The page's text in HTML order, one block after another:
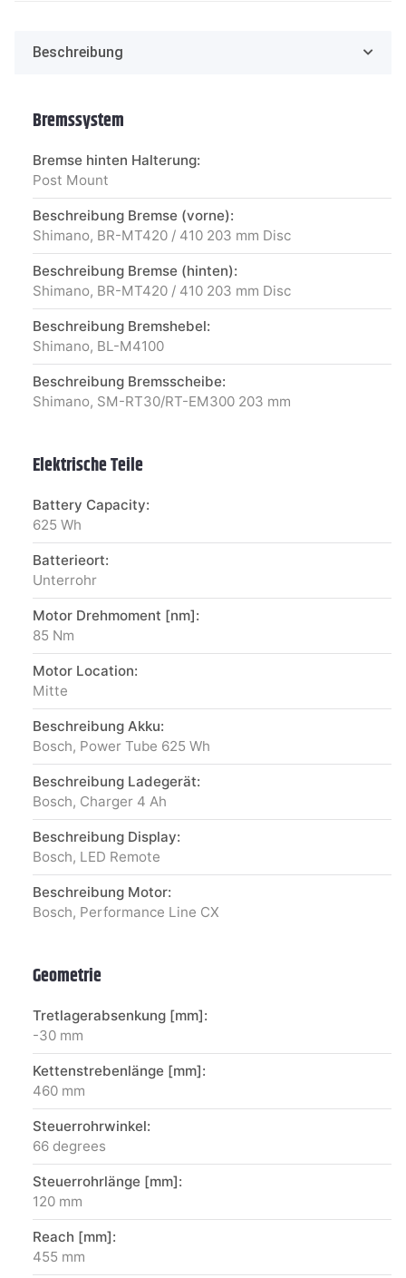
Beschreibung
Bremssystem
Bremse hinten Halterung:
Post Mount
Beschreibung Bremse (vorne):
Shimano, BR-MT420 / 410 203 mm Disc
Beschreibung Bremse (hinten):
Shimano, BR-MT420 / 410 203 mm Disc
Beschreibung Bremshebel:
Shimano, BL-M4100
Beschreibung Bremsscheibe:
Shimano, SM-RT30/RT-EM300 203 mm
Elektrische Teile
Battery Capacity:
625 Wh
Batterieort:
Unterrohr
Motor Drehmoment [nm]:
85 Nm
Motor Location:
Mitte
Beschreibung Akku:
Bosch, Power Tube 625 Wh
Beschreibung Ladegerät:
Bosch, Charger 4 Ah
Beschreibung Display:
Bosch, LED Remote
Beschreibung Motor:
Bosch, Performance Line CX
Geometrie
Tretlagerabsenkung [mm]:
-30 mm
Kettenstrebenlänge [mm]:
460 mm
Steuerrohrwinkel:
66 degrees
Steuerrohrlänge [mm]:
120 mm
Reach [mm]:
455 mm